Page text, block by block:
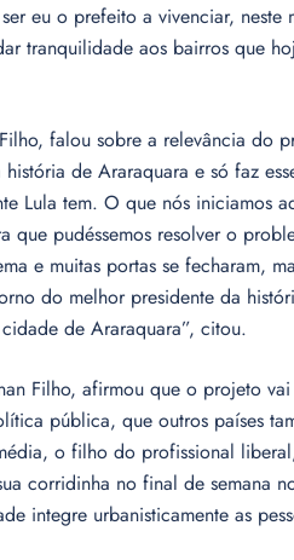
eu o prefeito a vivenciar,
tranquilidade aos bairros que
falou sobre a relevância do
de Araraquara e só faz
Lula tem. O que nós iniciamos
que pudéssemos resolver o
e muitas portas se fecharam,
do melhor presidente da
de Araraquara”, citou.
Filho, afirmou que o projeto
pública, que outros países
o filho do profissional
corridinha no final de semana
integre urbanisticamente as